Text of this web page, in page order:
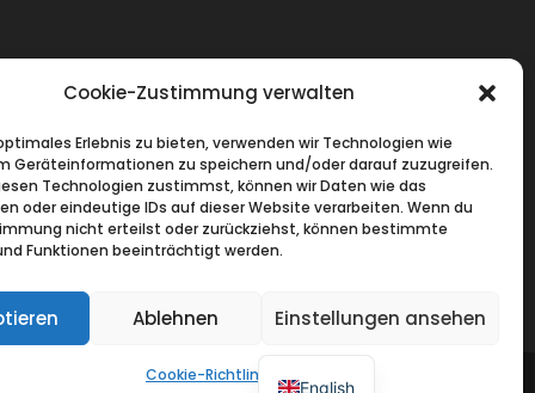
Cookie-Zustimmung verwalten
Erlebnis zu bieten, verwenden wir Technologien wie
Geräteinformationen zu speichern und/oder darauf zuzugreifen.
Technologien zustimmst, können wir Daten wie das
oder eindeutige IDs auf dieser Website verarbeiten. Wenn du
nicht erteilst oder zurückziehst, können bestimmte
Funktionen beeinträchtigt werden.
Ablehnen Einstellungen ansehen
Cookie-Richtlinie
English